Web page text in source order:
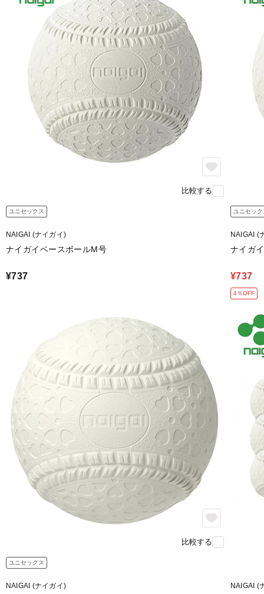
比較する
ユニセックス
NAIGAI (ナイガイ)
ナイガイベースボールM号
¥737
ユニセック
NAIGAI (
ナイガ
¥737
4％OFF
比較する
ユニセックス
NAIGAI (ナイガイ) NAIGAI (